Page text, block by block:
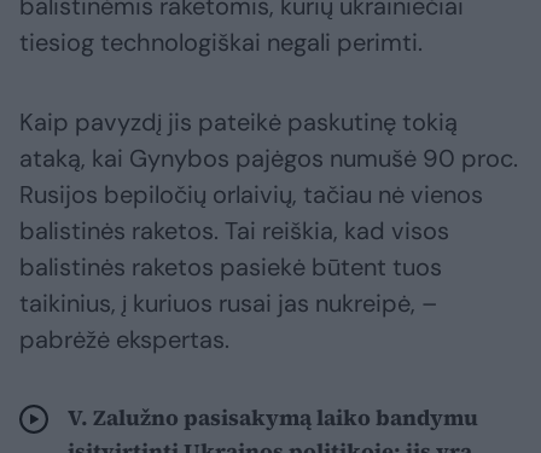
balistinėmis raketomis, kurių ukrainiečiai
tiesiog technologiškai negali perimti.
Kaip pavyzdį jis pateikė paskutinę tokią
ataką, kai Gynybos pajėgos numušė 90 proc.
Rusijos bepiločių orlaivių, tačiau nė vienos
balistinės raketos. Tai reiškia, kad visos
balistinės raketos pasiekė būtent tuos
taikinius, į kuriuos rusai jas nukreipė, –
pabrėžė ekspertas.
V. Zalužno pasisakymą laiko bandymu